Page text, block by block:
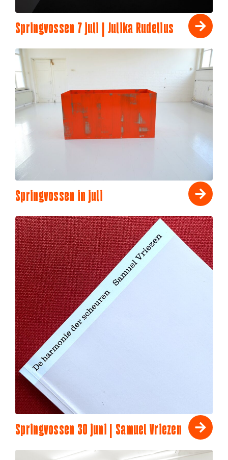
Springvossen 7 juli | Julika Rudelius
Springvossen in juli
Springvossen 30 juni | Samuel Vriezen